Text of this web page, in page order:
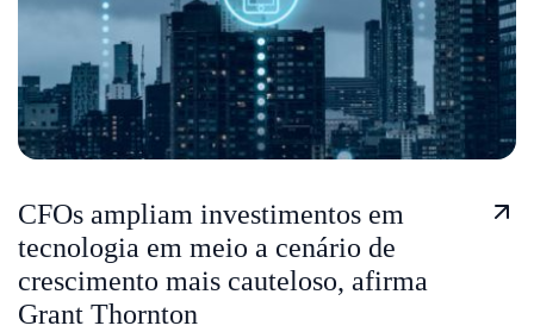
CFOs ampliam investimentos em
tecnologia em meio a cenário de
crescimento mais cauteloso, afirma
Grant Thornton